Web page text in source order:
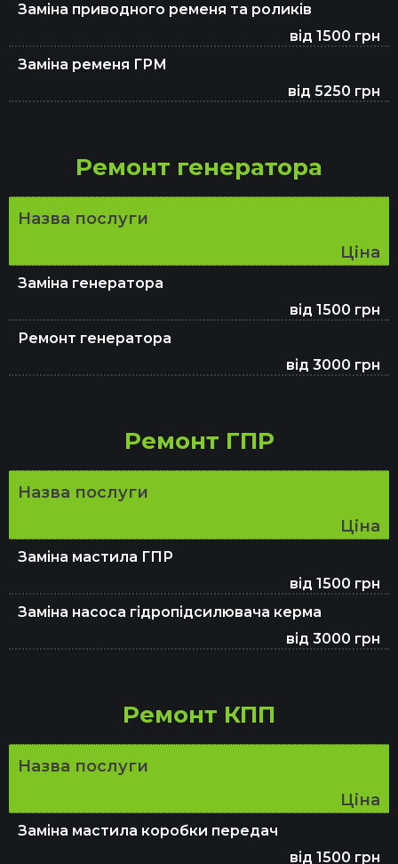
Видалення каталізатора (сажевого
Заміна олії в АКПП
Заміна приводного ременя та роликів
від 1500 грн
Заміна ременя ГРМ
від 5250 грн
Ремонт генератора
Назва послуги
Ціна
Заміна генератора
від 1500 грн
Ремонт генератора
від 3000 грн
Ремонт ГПР
Назва послуги
Ціна
Заміна мастила ГПР
від 1500 грн
Заміна насоса гідропідсилювача керма
від 3000 грн
Ремонт КПП
Назва послуги
Ціна
Заміна мастила коробки передач
від 1500 грн